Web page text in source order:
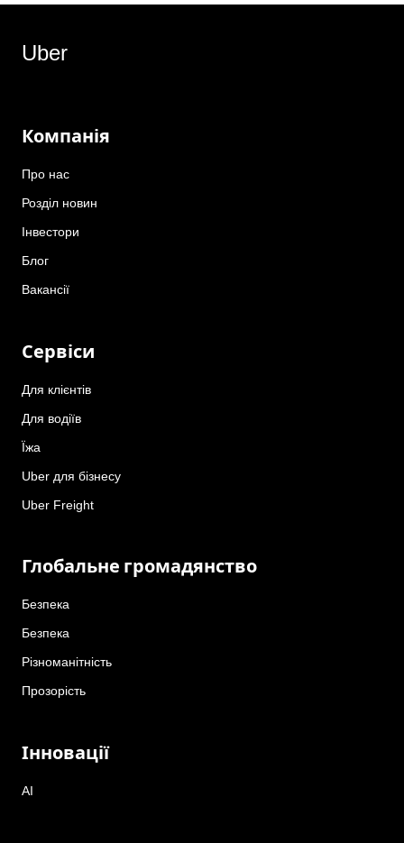
Uber
Компанія
Про нас
Розділ новин
Інвестори
Блог
Вакансії
Сервіси
Для клієнтів
Для водіїв
Їжа
Uber для бізнесу
Uber Freight
Глобальне громадянство
Безпека
Безпека
Різноманітність
Прозорість
Інновації
AI